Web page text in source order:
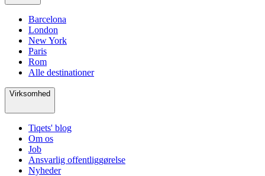
Barcelona
London
New York
Paris
Rom
Alle destinationer
Virksomhed
Tiqets' blog
Om os
Job
Ansvarlig offentliggørelse
Nyheder